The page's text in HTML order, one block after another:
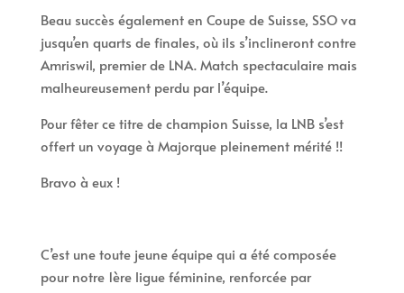
Beau succès également en Coupe de Suisse, SSO va
jusqu’en quarts de finales, où ils s’inclineront contre
Amriswil, premier de LNA. Match spectaculaire mais
malheureusement perdu par l’équipe.
Pour fêter ce titre de champion Suisse, la LNB s’est
offert un voyage à Majorque pleinement mérité !!
Bravo à eux !
C’est une toute jeune équipe qui a été composée
pour notre 1ère ligue féminine, renforcée par